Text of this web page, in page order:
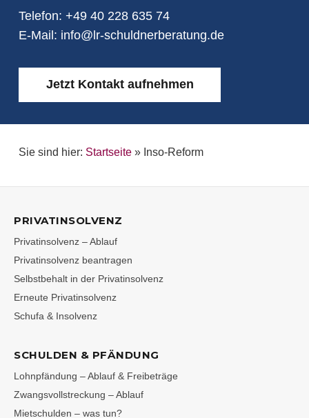
Telefon: +49 40 228 635 74
E-Mail: info@lr-schuldnerberatung.de
Jetzt Kontakt aufnehmen
Sie sind hier: Startseite » Inso-Reform
PRIVATINSOLVENZ
Privatinsolvenz – Ablauf
Privatinsolvenz beantragen
Selbstbehalt in der Privatinsolvenz
Erneute Privatinsolvenz
Schufa & Insolvenz
SCHULDEN & PFÄNDUNG
Lohnpfändung – Ablauf & Freibeträge
Zwangsvollstreckung – Ablauf
Mietschulden – was tun?